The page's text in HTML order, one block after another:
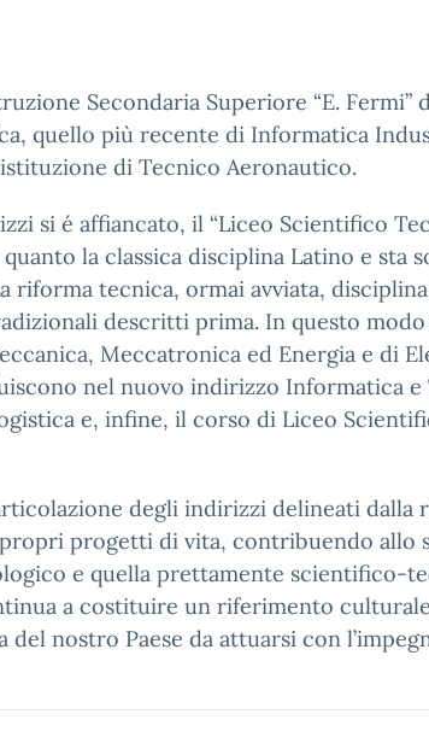
Secondaria Superiore “E.
quello più recente di Informatica
di Tecnico Aeronautico.
si é affiancato, il “Liceo Scientifico
la classica disciplina Latino e
riforma tecnica, ormai avviata,
descritti prima. In questo
Meccatronica ed Energia e di
nel nuovo indirizzo Informatica
e, infine, il corso di Liceo
degli indirizzi delineati
progetti di vita, contribuendo allo
e quella prettamente scientifico-
a costituire un riferimento
del nostro Paese da attuarsi con